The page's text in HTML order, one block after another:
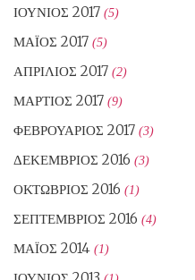
ΙΟΎΝΙΟΣ 2017 (5)
ΜΆΙΟΣ 2017 (5)
ΑΠΡΊΛΙΟΣ 2017 (2)
ΜΆΡΤΙΟΣ 2017 (9)
ΦΕΒΡΟΥΆΡΙΟΣ 2017 (3)
ΔΕΚΈΜΒΡΙΟΣ 2016 (3)
ΟΚΤΏΒΡΙΟΣ 2016 (1)
ΣΕΠΤΈΜΒΡΙΟΣ 2016 (4)
ΜΆΙΟΣ 2014 (1)